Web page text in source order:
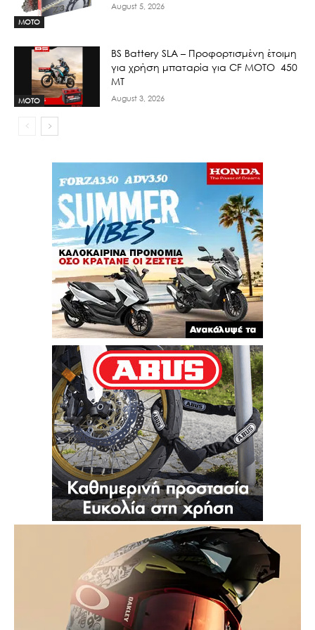
MOTO
August 5, 2026
MOTO
BS Battery SLA – Προφορτισμένη έτοιμη
για χρήση μπαταρία για CF MOTO 450
MT
August 3, 2026